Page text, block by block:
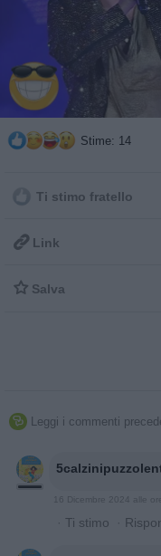
Stime: 14
Ti stimo fratello
 Link
 Salva
 Leggi i commenti
16 Dicembre 2024 alle
· Ti stimo ·